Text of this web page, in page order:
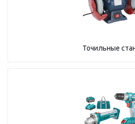
Точильные